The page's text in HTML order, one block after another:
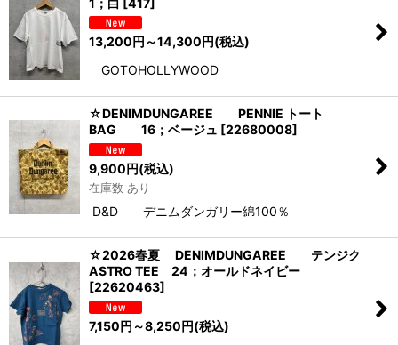
13,200円 ～14,300円(税込)
GOTOHOLLYWOOD
☆DENIMDUNGAREE PENNIE トート
BAG 16；ベージュ [22680008]
9,900円(税込)
在庫数 あり
D&D デニムダンガリー綿100％
☆2026春夏 DENIMDUNGAREE テンジク
ASTRO TEE 24；オールドネイビー
[22620463]
7,150円 ～8,250円(税込)